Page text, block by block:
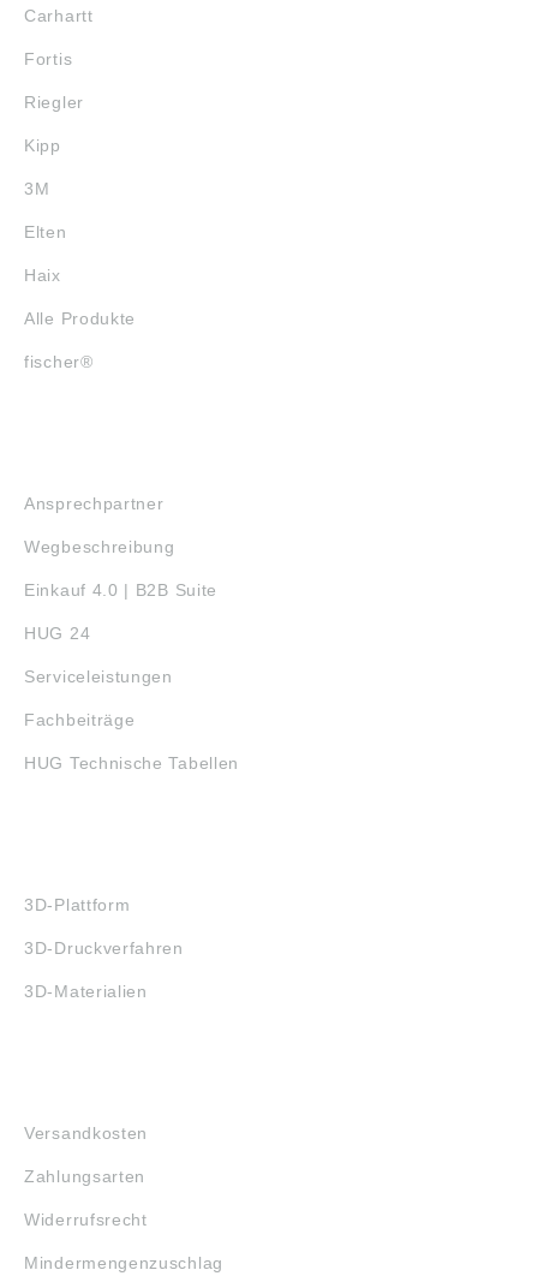
Carhartt
Fortis
Riegler
Kipp
3M
Elten
Haix
Alle Produkte
fischer®
Ansprechpartner
Wegbeschreibung
Einkauf 4.0 | B2B Suite
HUG 24
Serviceleistungen
Fachbeiträge
HUG Technische Tabellen
3D-Plattform
3D-Druckverfahren
3D-Materialien
Versandkosten
Zahlungsarten
Widerrufsrecht
Mindermengenzuschlag